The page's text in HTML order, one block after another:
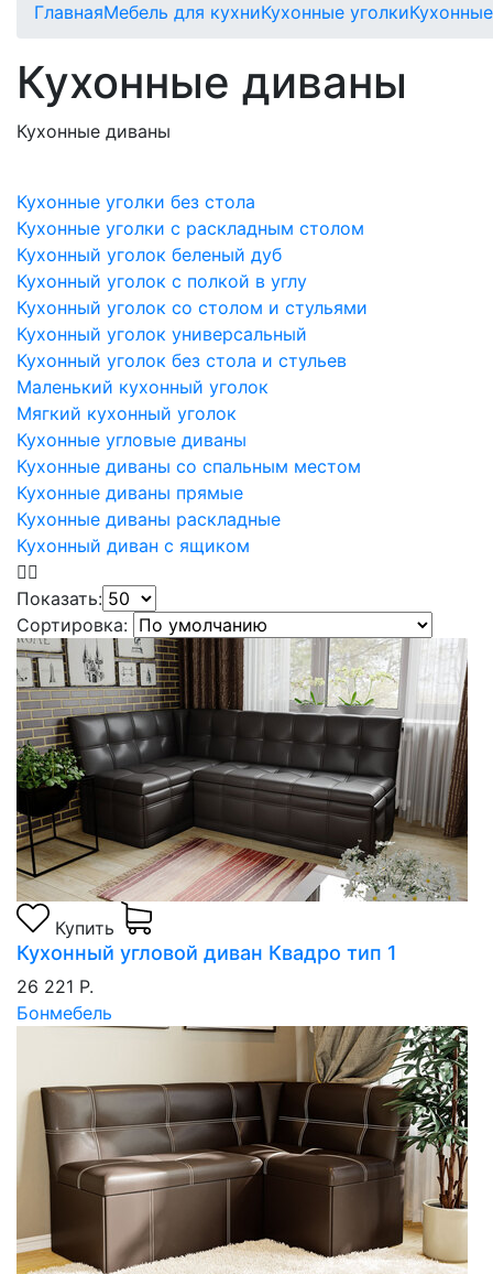
ГлавнаяМебель для кухниКухонные уголки
Кухонные диваны
Кухонные диваны
Кухонные уголки без стола
Кухонные уголки с раскладным столом
Кухонный уголок беленый дуб
Кухонный уголок с полкой в углу
Кухонный уголок со столом и стульями
Кухонный уголок универсальный
Кухонный уголок без стола и стульев
Маленький кухонный уголок
Мягкий кухонный уголок
Кухонные угловые диваны
Кухонные диваны со спальным местом
Кухонные диваны прямые
Кухонные диваны раскладные
Кухонный диван с ящиком
Показать:
Сортировка:
Купить
Кухонный угловой диван Квадро тип 1
26 221 Р.
Бонмебель